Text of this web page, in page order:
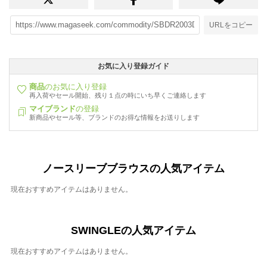
URLをコピー
お気に入り登録ガイド
商品のお気に入り登録
再入荷やセール開始、残り１点の時にいち早くご連絡します
マイブランドの登録
新商品やセール等、ブランドのお得な情報をお送りします
ノースリーブブラウスの人気アイテム
現在おすすめアイテムはありません。
SWINGLEの人気アイテム
現在おすすめアイテムはありません。